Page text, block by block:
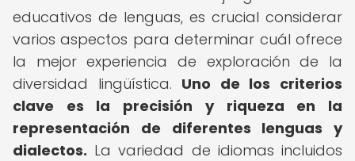
educativos de lenguas, es crucial considerar
varios aspectos para determinar cuál ofrece
la mejor experiencia de exploración de la
diversidad lingüística. Uno de los criterios
clave es la precisión y riqueza en la
representación de diferentes lenguas y
dialectos. La variedad de idiomas incluidos